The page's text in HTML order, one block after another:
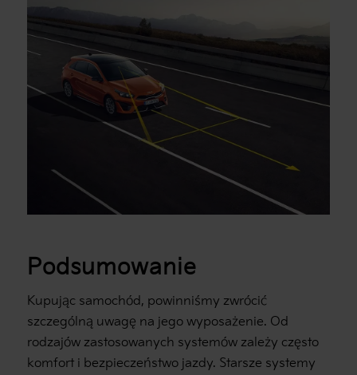
Podsumowanie
Kupując samochód, powinniśmy zwrócić
szczególną uwagę na jego wyposażenie. Od
rodzajów zastosowanych systemów zależy często
komfort i bezpieczeństwo jazdy. Starsze systemy